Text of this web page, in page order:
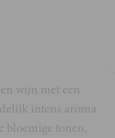
wijn met een
intens aroma
bloemige tonen,